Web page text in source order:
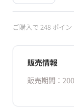
ご購入で 248 ポイン
販売情報
販売期間：